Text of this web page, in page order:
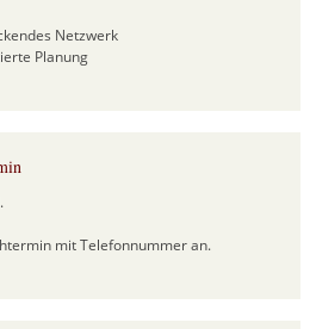
Netzwerk
Planung
.
mit Telefonnummer an.